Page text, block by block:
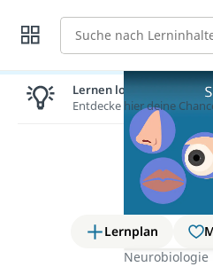
Suche
Lernplan
Neurobiologie
Lernen lohnt sich!
Entdecke hier deine